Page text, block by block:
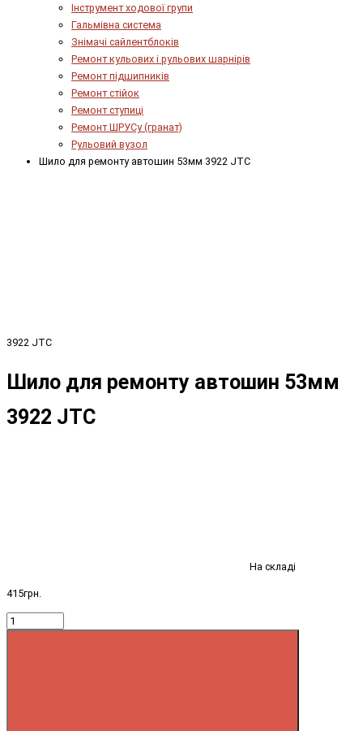
Інструмент ходової групи
Гальмівна система
Знімачі сайлентблоків
Ремонт кульових і рульових шарнірів
Ремонт підшипників
Ремонт стійок
Ремонт ступиці
Ремонт ШРУСу (гранат)
Рульовий вузол
Шило для ремонту автошин 53мм 3922 JTC
3922 JTC
Шило для ремонту автошин 53мм
3922 JTC
На складі
415грн.